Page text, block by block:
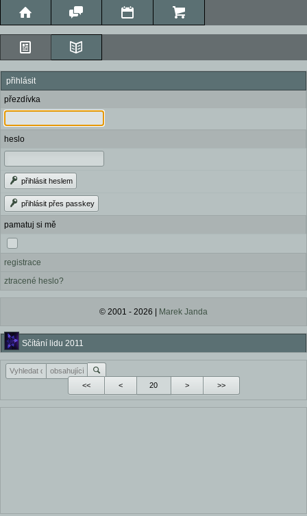
přihlásit
přezdívka
heslo
přihlásit heslem
přihlásit přes passkey
pamatuj si mě
registrace
ztracené heslo?
© 2001 - 2026 | Marek Janda
Sčítání lidu 2011
<< < > >>